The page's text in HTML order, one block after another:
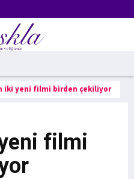
iki yeni filmi birden çekiliyor
filmi